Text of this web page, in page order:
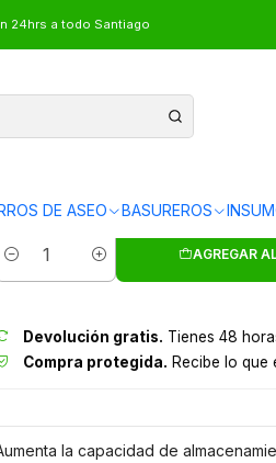
DE ASEO BASUREROS
24hrs a todo Santiago
LOCKER 2
Envíos gratis en 24
Cantidad
AGREGAR
Devolución gratis. Tienes 48
Compra protegida. Recibe lo que
la capacidad de